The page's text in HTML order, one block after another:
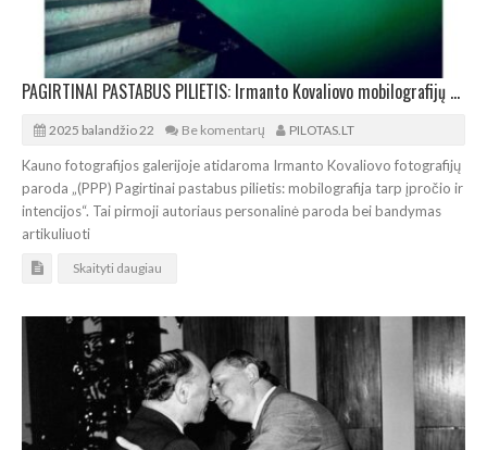
PAGIRTINAI PASTABUS PILIETIS: Irmanto Kovaliovo mobilografijų paroda Kaune
2025 balandžio 22 Be komentarų PILOTAS.LT
Kauno fotografijos galerijoje atidaroma Irmanto Kovaliovo fotografijų
paroda „(PPP) Pagirtinai pastabus pilietis: mobilografija tarp įpročio ir
intencijos“. Tai pirmoji autoriaus personalinė paroda bei bandymas
artikuliuoti
Skaityti daugiau